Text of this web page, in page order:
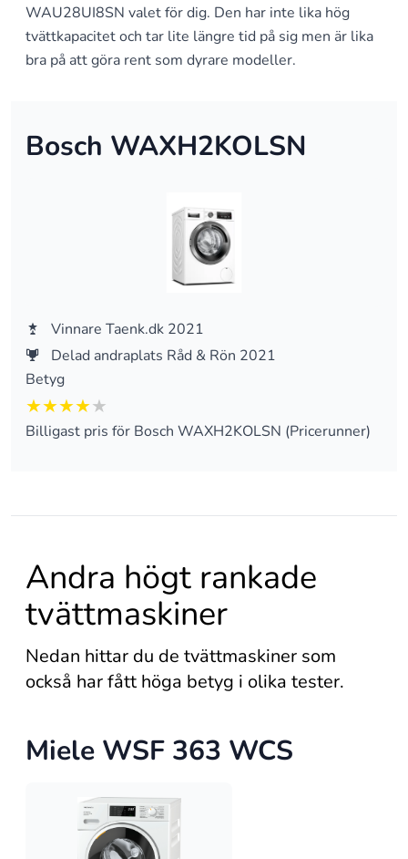
WAU28UI8SN valet för dig. Den har inte lika hög
tvättkapacitet och tar lite längre tid på sig men är lika
bra på att göra rent som dyrare modeller.
Bosch WAXH2KOLSN
Vinnare Taenk.dk 2021
Delad andraplats Råd & Rön 2021
Betyg
4 av 5
Billigast pris för Bosch WAXH2KOLSN (Pricerunner)
Andra högt rankade
tvättmaskiner
Nedan hittar du de tvättmaskiner som
också har fått höga betyg i olika tester.
Miele WSF 363 WCS